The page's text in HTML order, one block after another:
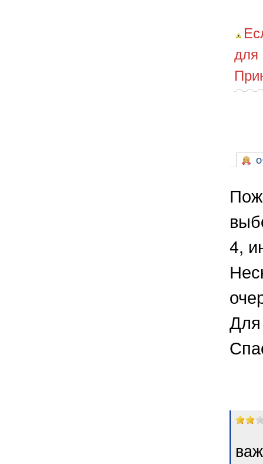
для
4,
Для